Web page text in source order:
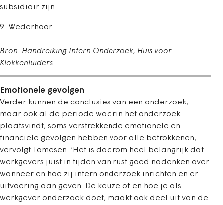
subsidiair zijn
9. Wederhoor
Bron: Handreiking Intern Onderzoek, Huis voor
Klokkenluiders
Emotionele gevolgen
Verder kunnen de conclusies van een onderzoek,
maar ook al de periode waarin het onderzoek
plaatsvindt, soms verstrekkende emotionele en
financiële gevolgen hebben voor alle betrokkenen,
vervolgt Tomesen. ‘Het is daarom heel belangrijk dat
werkgevers juist in tijden van rust goed nadenken over
wanneer en hoe zij intern onderzoek inrichten en er
uitvoering aan geven. De keuze of en hoe je als
werkgever onderzoek doet, maakt ook deel uit van de